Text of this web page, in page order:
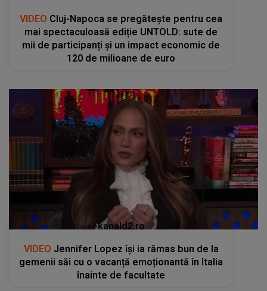
VIDEO Cluj-Napoca se pregătește pentru cea
mai spectaculoasă ediție UNTOLD: sute de
mii de participanți și un impact economic de
120 de milioane de euro
kanald2.ro
VIDEO Jennifer Lopez își ia rămas bun de la
gemenii săi cu o vacanță emoționantă în Italia
înainte de facultate